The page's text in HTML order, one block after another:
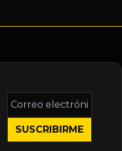
Correo
electrónico
*